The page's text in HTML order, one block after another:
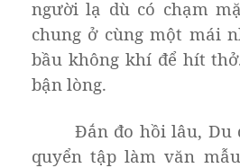
người lạ dù có chạm
chung ở cùng một mái
bầu không khí để hít
bận lòng.
Đắn đo hồi lâu, Du
quyển tập làm văn